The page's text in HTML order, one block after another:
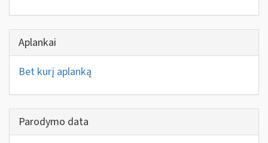
Aplankai
Bet kurį aplanką
Parodymo data